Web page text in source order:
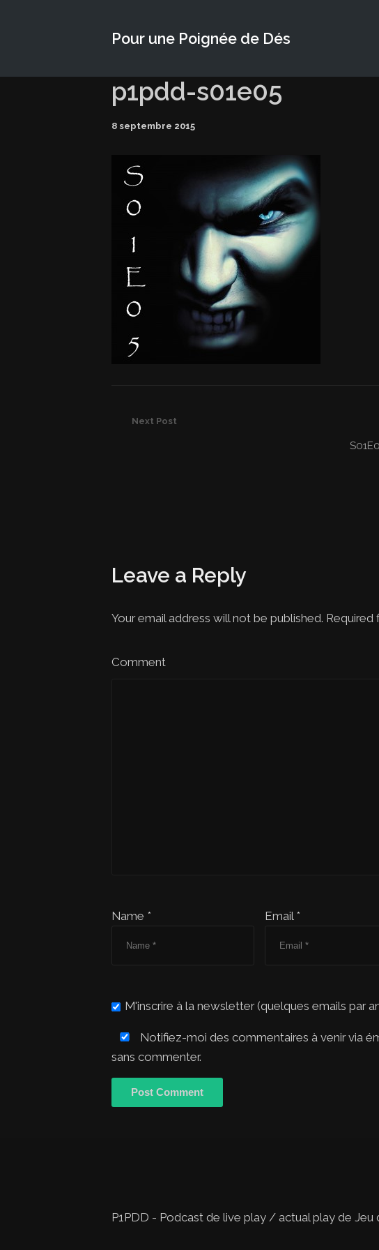
Pour une Poignée de Dés
p1pdd-s01e05
8 septembre 2015
Next Post
Leave a Reply
Your email address will not be published. Required
Comment
Name * Email *
M'inscrire à la newsletter (quelques emails par
Notifiez-moi des commentaires à venir via
sans commenter.
P1PDD - Podcast de live play / actual play de Jeu